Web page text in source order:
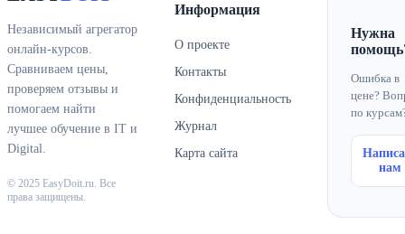
Независимый агрегатор
онлайн-курсов.
Сравниваем цены,
проверяем отзывы и
помогаем найти
лучшее обучение в IT и
Digital.
© 2025 EasyDoit.ru. Все
права защищены.
Информация
О проекте
Контакты
Конфиденциальность
Журнал
Карта сайта
Нужна
Ошибка в
цене?
по
нам